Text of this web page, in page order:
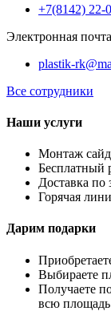
+7(8142) 22-
Электронная почта
plastik-
Все сотрудники
Наши услуги
Монтаж
Бесплатный
Доставка по
Горячая
Дарим подарки
Выбираете
Получаете
всю